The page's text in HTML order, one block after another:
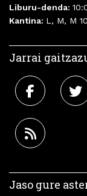
Liburu-denda:
Kantina: L, M, M
Jarrai
Jaso gure